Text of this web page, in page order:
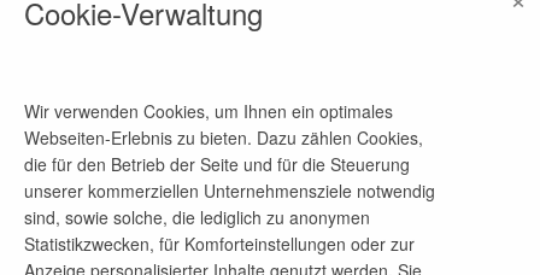
melanie.henke@ieg.fraunhofer.de
Firmenprofil
Die Fraunhofer-Einrichtung für
Energieinfrastrukturen und Geothermie IEG forscht
an sieben Standorten auf den Gebieten integrierter
Energieinfrastrukturen, Geothermie und
Cookie-Verwaltung
Wir verwenden Cookies, um Ihnen ein optimales
Webseiten-Erlebnis zu bieten. Dazu zählen Cookies,
die für den Betrieb der Seite und für die Steuerung
unserer kommerziellen Unternehmensziele notwendig
sind, sowie solche, die lediglich zu anonymen
Statistikzwecken, für Komforteinstellungen oder zur
Anzeige personalisierter Inhalte genutzt werden. Sie